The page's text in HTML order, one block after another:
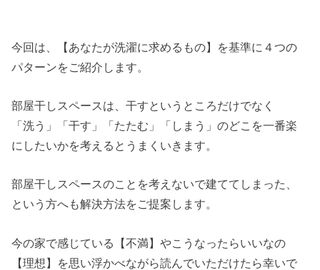
今回は、【あなたが洗濯に求めるもの】を基準に４つの
パターンをご紹介します。
部屋干しスペースは、干すというところだけでなく
「洗う」「干す」「たたむ」「しまう」のどこを一番楽
にしたいかを考えるとうまくいきます。
部屋干しスペースのことを考えないで建ててしまった、
という方へも解決方法をご提案します。
今の家で感じている【不満】やこうなったらいいなの
【理想】を思い浮かべながら読んでいただけたら幸いで